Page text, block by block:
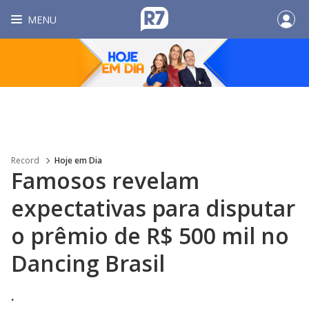
MENU
Record Hoje em Dia
Famosos revelam
expectativas para disputar
o prêmio de R$ 500 mil no
Dancing Brasil
.